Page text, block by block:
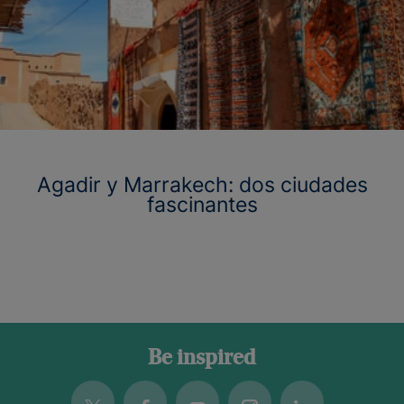
Agadir y Marrakech: dos ciudades
fascinantes
Be inspired